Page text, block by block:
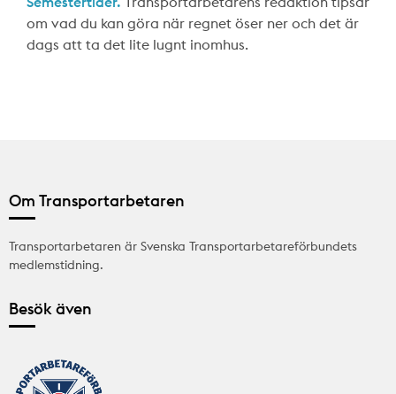
om vad du kan göra när regnet öser ner och det är
dags att ta det lite lugnt inomhus.
Om Transportarbetaren
Transportarbetaren är Svenska Transportarbetareförbundets
medlemstidning.
Besök även